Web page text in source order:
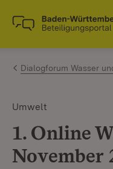
Zum Inhalt
Link zur Startseite
Dialogforum Wasser
Umwelt
1. Online
November